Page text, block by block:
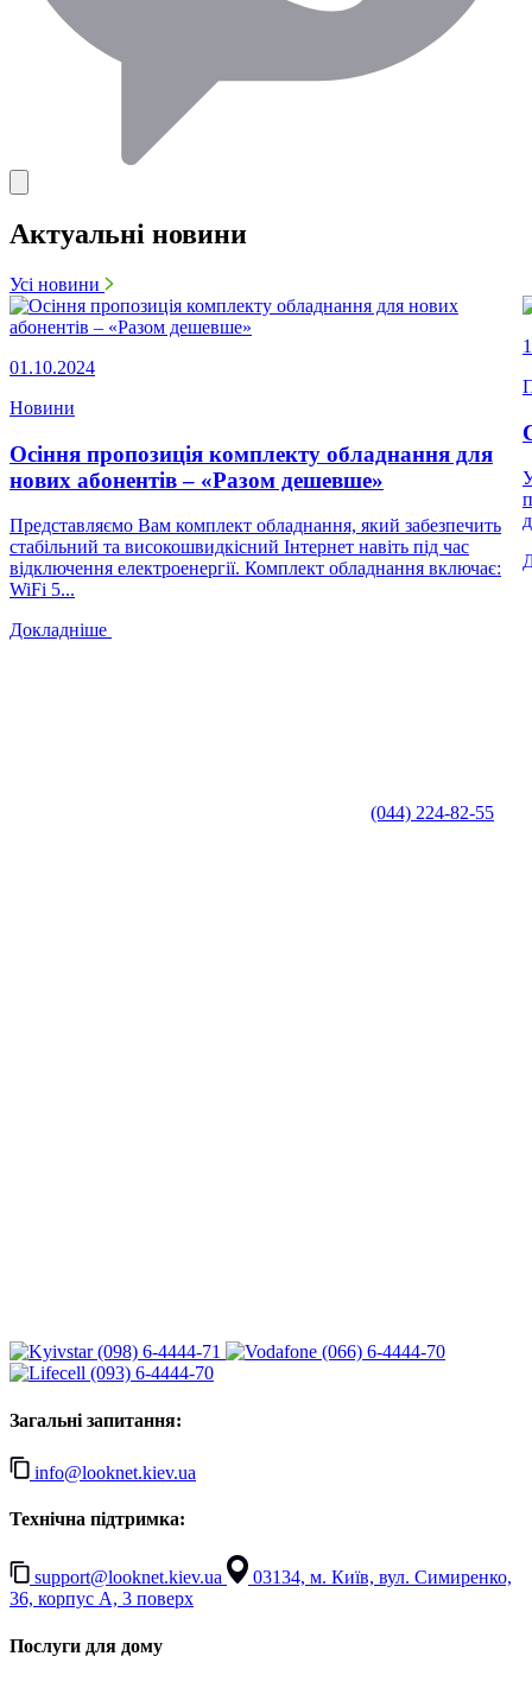
Актуальні новини
Усі новини
01.10.2024
Новини
Осіння пропозиція комплекту обладнання для
нових абонентів – «Разом дешевше»
Представляємо Вам комплект обладнання, який забезпечить
стабільний та високошвидкісний Інтернет навіть під час
відключення електроенергії. Комплект обладнання включає:
WiFi 5...
Докладніше
(044) 224-82-55
(098) 6-4444-71
(066) 6-4444-70
(093) 6-4444-70
Загальні запитання:
info@looknet.kiev.ua
Технічна підтримка:
support@looknet.kiev.ua
03134, м. Київ, вул. Симиренко,
36, корпус А, 3 поверх
Послуги для дому